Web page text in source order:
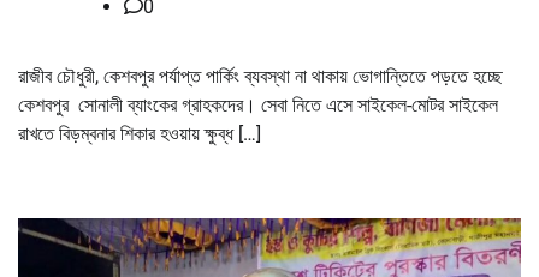
0
রাজীব চৌধুরী, কেশবপুর পর্যাপ্ত পার্কিং ব্যবস্থা না থাকায় ভোগান্তিতে পড়তে হচ্ছে
কেশবপুর সোনালী ব্যাংকের গ্রাহকদের। সেবা নিতে এসে সাইকেল-মোটর সাইকেল
রাখতে বিড়ম্বনার শিকার হওয়ায় ক্ষুব্ধ […]